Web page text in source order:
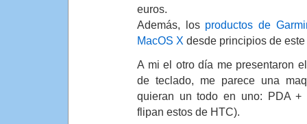
euros.
Además, los productos de
MacOS X desde principios de
A mi el otro día me presentaron
de teclado, me parece una
quieran un todo en uno: PDA
flipan estos de HTC).